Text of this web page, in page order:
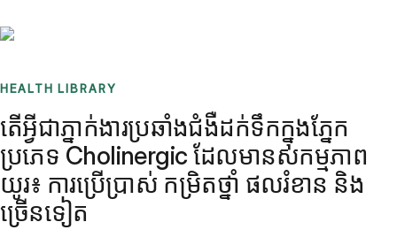
HEALTH LIBRARY
តើអ្វីជាភ្នាក់ងារប្រឆាំងជំងឺដក់ទឹកក្នុងភ្នែក
ប្រភេទ Cholinergic ដែលមានសកម្មភាព
យូរ៖ ការប្រើប្រាស់ កម្រិតថ្នាំ ផលរំខាន និង
ច្រើនទៀត